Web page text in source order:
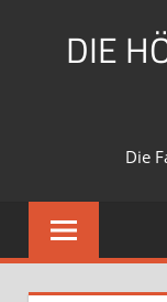
DIE
Die